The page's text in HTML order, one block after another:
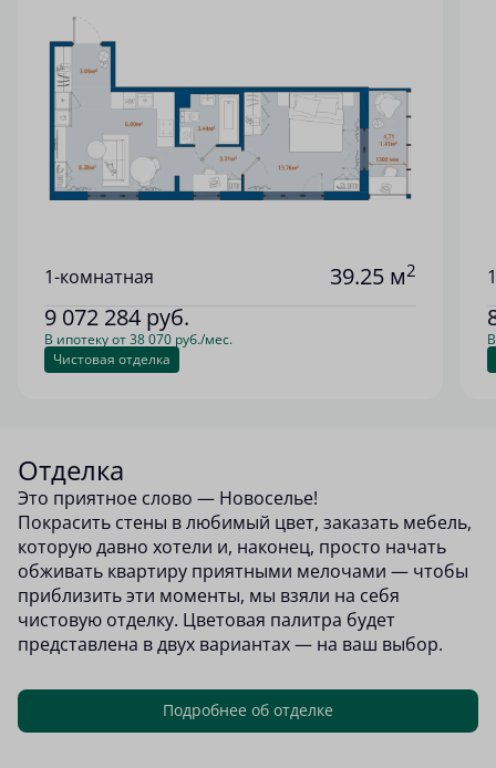
1-комнатная 39.25 м2
9 072 284 руб.
В ипотеку от 38 070 руб./мес.
Чистовая отделка
Отделка
Это приятное слово — Новоселье!
Покрасить стены в любимый цвет, заказать мебель,
которую давно хотели и, наконец, просто начать
обживать квартиру приятными мелочами — чтобы
приблизить эти моменты, мы взяли на себя
чистовую отделку. Цветовая палитра будет
представлена в двух вариантах — на ваш выбор.
Подробнее об отделке